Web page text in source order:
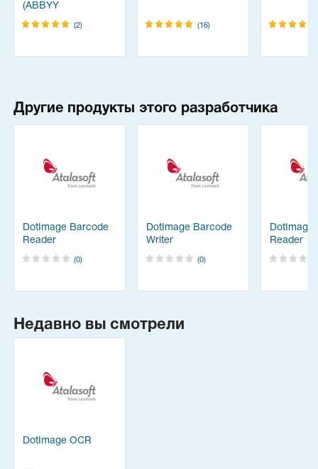
(ABBYY
FineReader)
(2) (16)
Другие продукты этого разработчика
DotImage Barcode
Reader
(0)
DotImage Barcode
Writer
(0)
DotImage
Reader
Недавно вы смотрели
DotImage OCR